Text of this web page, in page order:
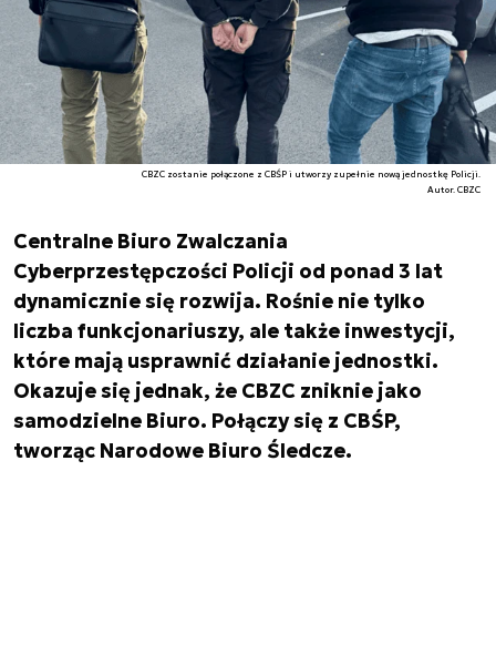
CBZC zostanie połączone z CBŚP i utworzy zupełnie nową jednostkę Policji.
Autor. CBZC
Centralne Biuro Zwalczania
Cyberprzestępczości Policji od ponad 3 lat
dynamicznie się rozwija. Rośnie nie tylko
liczba funkcjonariuszy, ale także inwestycji,
które mają usprawnić działanie jednostki.
Okazuje się jednak, że CBZC zniknie jako
samodzielne Biuro. Połączy się z CBŚP,
tworząc Narodowe Biuro Śledcze.